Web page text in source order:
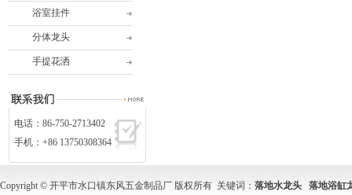
浴室挂件
分体龙头
手提花洒
电话：86-750-2713402
手机：+86 13750308364
Copyright © 开平市水口镇东风五金制品厂 版权所有 关键词： 落地水龙头
落地浴缸